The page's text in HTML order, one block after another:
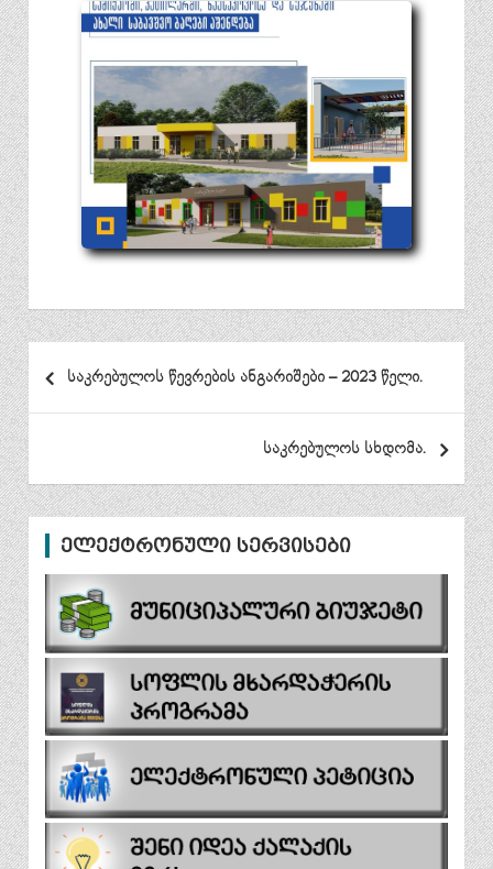
პოსტის
ნავიგაცია
საკრებულოს წევრების ანგარიშები – 2023 წელი.
საკრებულოს სხდომა.
ელექტრონული სერვისები